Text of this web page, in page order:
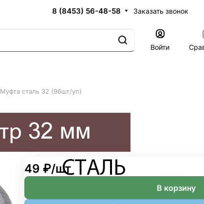
8 (8453) 56-48-58 Заказать звонок
Войти
Муфта сталь 32 (96шт/уп)
49 ₽/шт
В корзину